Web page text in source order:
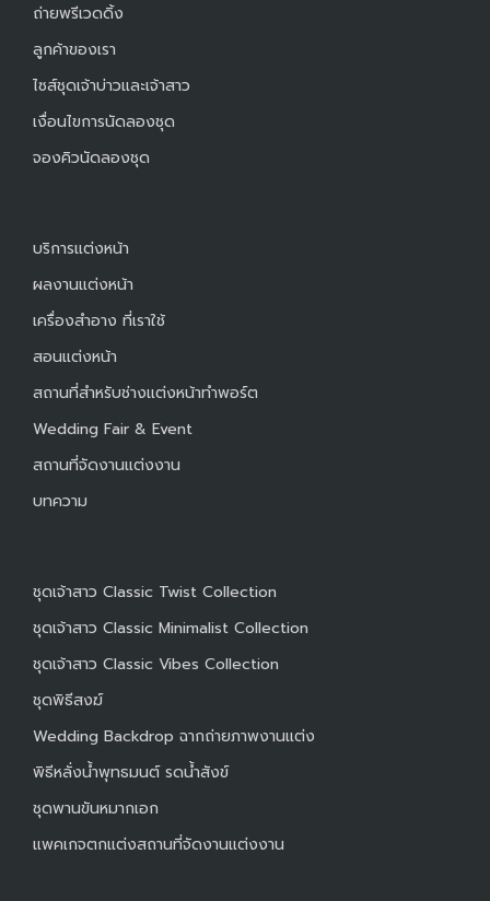
ถ่ายพรีเวดดิ้ง
ลูกค้าของเรา
ไซส์ชุดเจ้าบ่าวและเจ้าสาว
เงื่อนไขการนัดลองชุด
จองคิวนัดลองชุด
บริการแต่งหน้า
ผลงานแต่งหน้า
เครื่องสำอาง ที่เราใช้
สอนแต่งหน้า
สถานที่สำหรับช่างแต่งหน้าทำพอร์ต
Wedding Fair & Event
สถานที่จัดงานแต่งงาน
บทความ
ชุดเจ้าสาว Classic Twist Collection
ชุดเจ้าสาว Classic Minimalist Collection
ชุดเจ้าสาว Classic Vibes Collection
ชุดพิธีสงฆ์
Wedding Backdrop ฉากถ่ายภาพงานแต่ง
พิธีหลั่งน้ำพุทธมนต์ รดน้ำสังข์
ชุดพานขันหมากเอก
แพคเกจตกแต่งสถานที่จัดงานแต่งงาน